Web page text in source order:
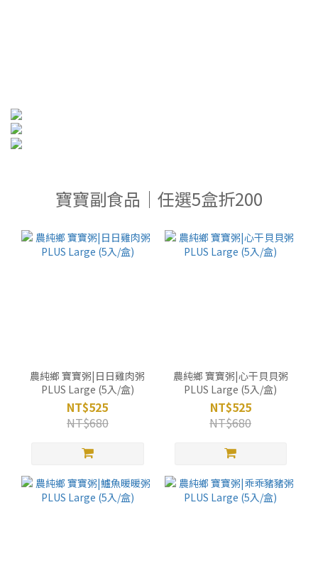
寶寶副食品｜任選5盒折200
農純鄉 寶寶粥|日日雞肉粥
PLUS Large (5入/盒)
NT$525
NT$680
農純鄉 寶寶粥|心干貝貝粥
PLUS Large (5入/盒)
NT$525
NT$680